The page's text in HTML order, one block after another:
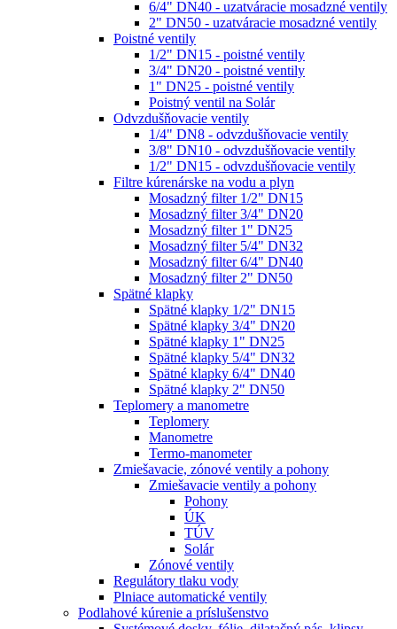
6/4" DN40 - uzatváracie mosadzné ventily
2" DN50 - uzatváracie mosadzné ventily
Poistné ventily
1/2" DN15 - poistné ventily
3/4" DN20 - poistné ventily
1" DN25 - poistné ventily
Poistný ventil na Solár
Odvzdušňovacie ventily
1/4" DN8 - odvzdušňovacie ventily
3/8" DN10 - odvzdušňovacie ventily
1/2" DN15 - odvzdušňovacie ventily
Filtre kúrenárske na vodu a plyn
Mosadzný filter 1/2" DN15
Mosadzný filter 3/4" DN20
Mosadzný filter 1" DN25
Mosadzný filter 5/4" DN32
Mosadzný filter 6/4" DN40
Mosadzný filter 2" DN50
Spätné klapky
Spätné klapky 1/2" DN15
Spätné klapky 3/4" DN20
Spätné klapky 1" DN25
Spätné klapky 5/4" DN32
Spätné klapky 6/4" DN40
Spätné klapky 2" DN50
Teplomery a manometre
Teplomery
Manometre
Termo-manometer
Zmiešavacie, zónové ventily a pohony
Zmiešavacie ventily a pohony
Pohony
ÚK
TÚV
Solár
Zónové ventily
Regulátory tlaku vody
Plniace automatické ventily
Podlahové kúrenie a príslušenstvo